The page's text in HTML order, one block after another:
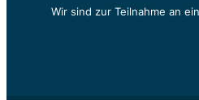
Wir sind zur Teilnahme an